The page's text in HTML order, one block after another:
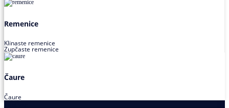
Remenice
Klinaste remenice
Zupčaste remenice
Čaure
Čaure